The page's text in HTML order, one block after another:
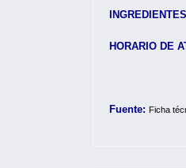
HORARIO DE
Fuente: Ficha